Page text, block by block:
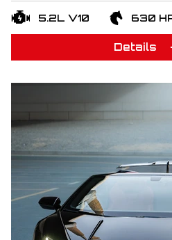
5.2L V10 630
Details